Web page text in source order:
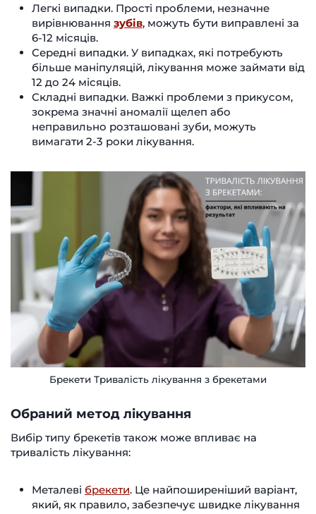
Легкі випадки. Прості проблеми, незначне
вирівнювання зубів, можуть бути виправлені за
6-12 місяців.
Середні випадки. У випадках, які потребують
більше маніпуляцій, лікування може займати від
12 до 24 місяців.
Складні випадки. Важкі проблеми з прикусом,
зокрема значні аномалії щелеп або
неправильно розташовані зуби, можуть
вимагати 2-3 роки лікування.
Брекети Тривалість лікування з брекетами
Обраний метод лікування
Вибір типу брекетів також може впливає на
тривалість лікування:
Металеві брекети. Це найпоширеніший варіант,
який, як правило, забезпечує швидке лікування